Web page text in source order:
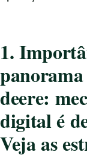
1.
deere:
digital é
Veja as